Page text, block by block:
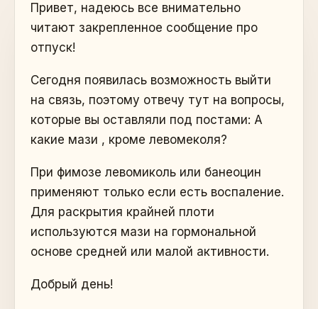
Привет, надеюсь все внимательно
читают закрепленное сообщение про
отпуск!
Сегодня появилась возможность выйти
на связь, поэтому отвечу тут на вопросы,
которые вы оставляли под постами: А
какие мази , кроме левомеколя?
При фимозе левомиколь или банеоцин
применяют только если есть воспаление.
Для раскрытия крайней плоти
используются мази на гормональной
основе средней или малой активности.
Добрый день!